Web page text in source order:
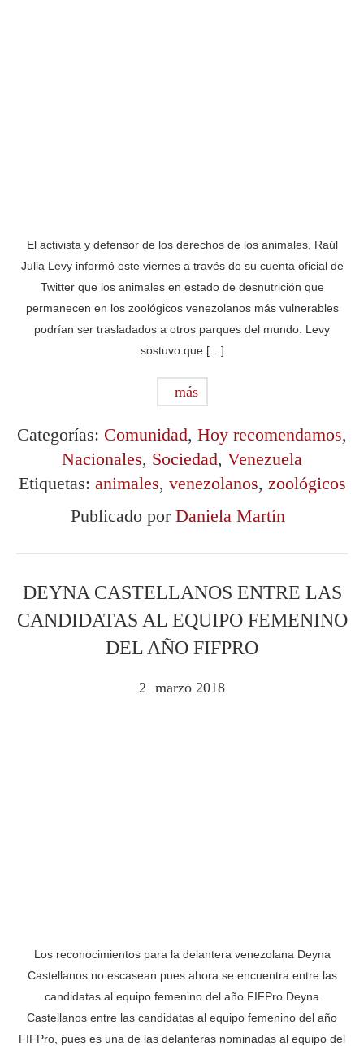
El activista y defensor de los derechos de los animales, Raúl
Julia Levy informó este viernes a través de su cuenta oficial de
Twitter que los animales en estado de desnutrición que
permanecen en los zoológicos venezolanos más vulnerables
podrían ser trasladados a otros parques del mundo. Levy
sostuvo que […]
más
Categorías: Comunidad, Hoy recomendamos,
Nacionales, Sociedad, Venezuela
Etiquetas: animales, venezolanos, zoológicos
Publicado por Daniela Martín
DEYNA CASTELLANOS ENTRE LAS
CANDIDATAS AL EQUIPO FEMENINO
DEL AÑO FIFPRO
2 marzo 2018
Los reconocimientos para la delantera venezolana Deyna
Castellanos no escasean pues ahora se encuentra entre las
candidatas al equipo femenino del año FIFPro Deyna
Castellanos entre las candidatas al equipo femenino del año
FIFPro, pues es una de las delanteras nominadas al equipo del